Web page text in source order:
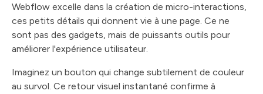
Webflow excelle dans la création de micro-interactions,
ces petits détails qui donnent vie à une page. Ce ne
sont pas des gadgets, mais de puissants outils pour
améliorer l'expérience utilisateur.
Imaginez un bouton qui change subtilement de couleur
au survol. Ce retour visuel instantané confirme à